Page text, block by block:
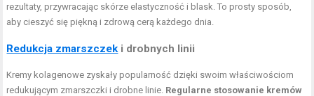
rezultaty, przywracając skórze elastyczność i blask. To prosty sposób,
aby cieszyć się piękną i zdrową cerą każdego dnia.
Redukcja zmarszczeki drobnych linii
Kremy kolagenowe zyskały popularność dzięki swoim właściwościom
redukującym zmarszczki i drobne linie. Regularne stosowanie kremów